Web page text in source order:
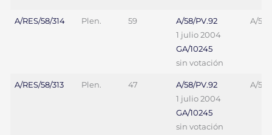
A/RES/58/314 Plen. 59
A/58/PV.92
1 julio 2004
GA/10245
sin votación
A/58/
A/RES/58/313 Plen. 47
A/58/PV.92
1 julio 2004
GA/10245
sin votación
A/58/